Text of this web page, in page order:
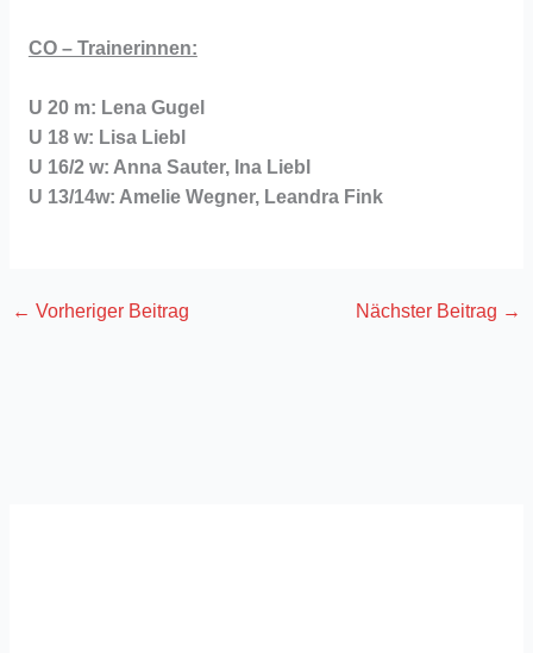
CO – Trainerinnen:
U 20 m: Lena Gugel
U 18 w: Lisa Liebl
U 16/2 w: Anna Sauter, Ina Liebl
U 13/14w: Amelie Wegner, Leandra Fink
← Vorheriger Beitrag Nächster Beitrag →